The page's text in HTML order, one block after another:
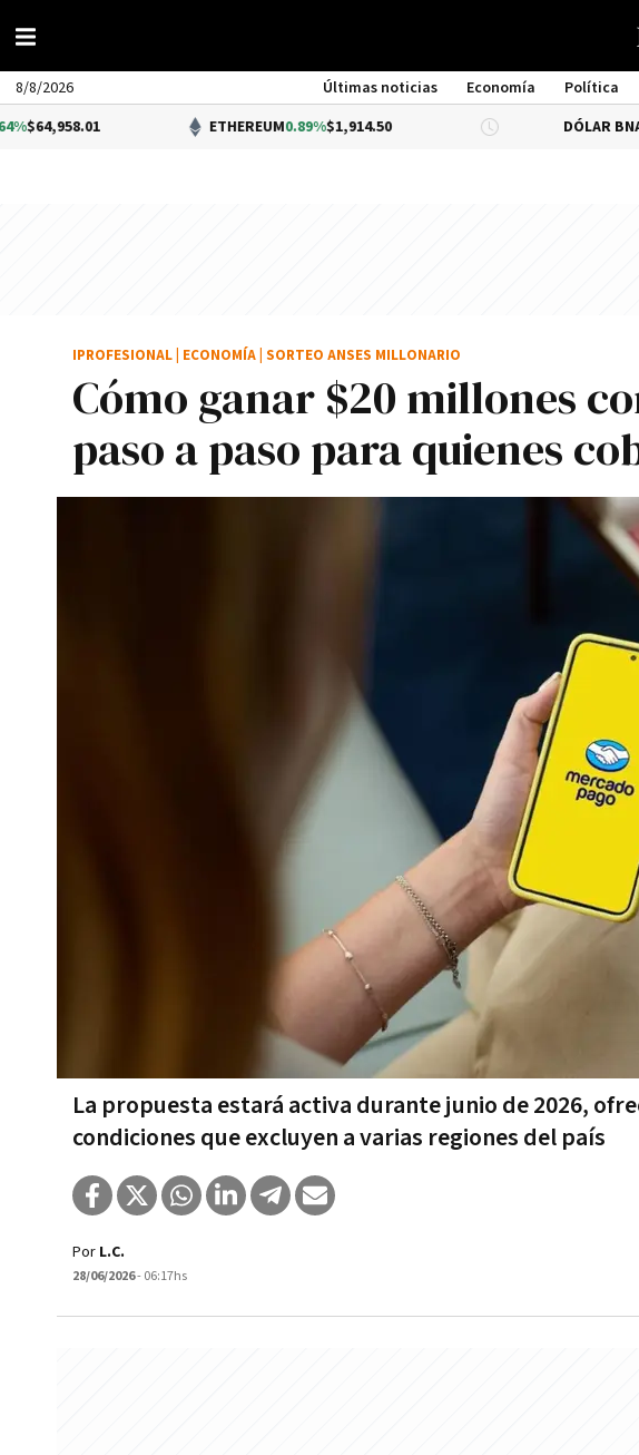
8/8/2026 Últimas noticias Economía Política
ETHEREUM 0.89%$1,914.50 DÓLAR BNA0.34%
Cómo ganar $20 millones
paso a paso para quienes
La propuesta estará activa durante junio de 2026,
condiciones que excluyen a varias regiones del país
IPROFESIONAL ECONOMÍA SORTEO ANSES MILLONARIO
Por L.C.
28/06/2026- 06:17hs